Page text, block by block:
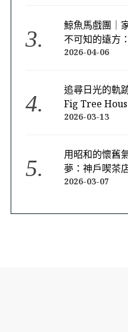
鯨魚馬戲團｜
不可知的遠方
2026-04-06
追尋日光的軌
Fig Tree
2026-03-13
用昭和的懷舊
夢：神戶喫茶
2026-03-07